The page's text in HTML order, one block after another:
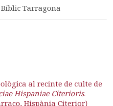
Bíblic Tarragona
al recinte de culte de
Hispaniae Citerioris.
Hispània Citerior)